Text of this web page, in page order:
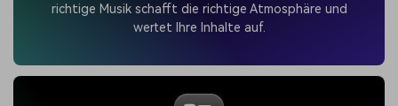
richtige Musik schafft die richtige Atmosphäre und
wertet Ihre Inhalte auf.